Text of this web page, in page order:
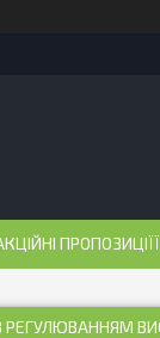
ПРОПОЗИЦІЇЇ
РЕГУЛЮВАННЯМ